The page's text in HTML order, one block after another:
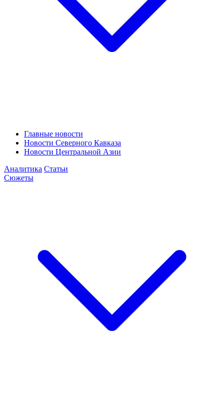
Главные новости
Новости Северного Кавказа
Новости Центральной Азии
Аналитика Статьи
Сюжеты